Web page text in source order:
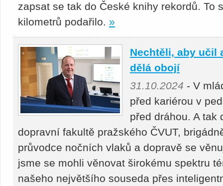
zapsat se tak do České knihy rekordů. To
kilometrů podařilo. »
Nechtěli, aby učil
dělá obojí
31.10.2024 - V
před kariérou v
před dráhou. A tak
dopravní fakultě pražského ČVUT,
průvodce nočních vlaků a dopravě se
jsme se mohli věnovat širokému spektru
našeho největšího souseda přes